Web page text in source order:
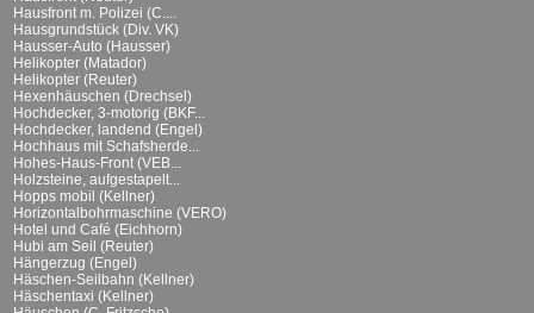
Hausfront m. Polizei (C....
Hausgrundstück (Div. VK)
Hausser-Auto (Hausser)
Helikopter (Matador)
Helikopter (Reuter)
Hexenhäuschen (Drechsel)
Hochdecker, 3-motorig (BKF...
Hochdecker, landend (Engel)
Hochhaus mit Schafsherde...
Hohes-Haus-Front (VEB...
Holzsteine, aufgestapelt...
Hopps mobil (Kellner)
Horizontalbohrmaschine (VERO)
Hotel und Café (Eichhorn)
Hubi am Seil (Reuter)
Hängerzug (Engel)
Häschen-Seilbahn (Kellner)
Häschentaxi (Kellner)